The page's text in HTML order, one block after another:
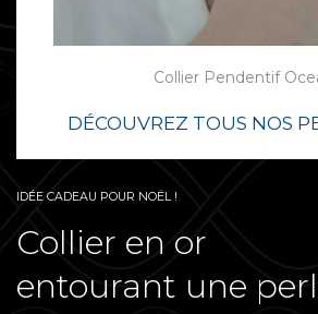
IDÉE CADEAU POUR NOËL !
Collier en or
entourant une
Collier Pendentif
DÉCOUVREZ TOUS NOS